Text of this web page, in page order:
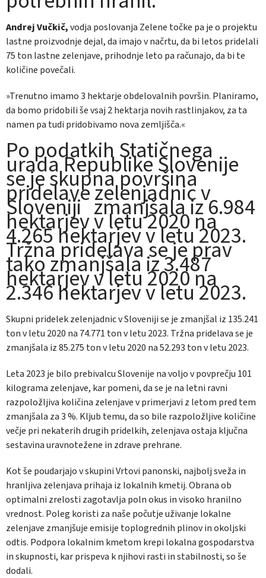
Andrej Vučkič,vodja poslovanja Zelene točke pa je o projektu
lastne proizvodnje dejal, da imajo v načrtu, da bi letos pridelali
75 ton lastne zelenjave, prihodnje leto pa računajo, da bi te
količine povečali.
»Trenutno imamo 3 hektarje obdelovalnih površin. Planiramo,
da bomo pridobili še vsaj 2 hektarja novih rastlinjakov, za ta
namen pa tudi pridobivamo nova zemljišča.«
Po podatkih Statičnega
urada Republike Slovenije
se je skupna površina
pridelave zelenjadnic v
Sloveniji zmanjšala iz 6.984
hektarjev v letu 2020 na
4.265 hektarjev v letu 2023.
Tržna pridelava se je prav
tako zmanjšala iz 3.487
hektarjev v letu 2020 na
2.346 hektarjev v letu 2023.
Skupni pridelek zelenjadnic v Sloveniji se je zmanjšal iz 135.241
ton v letu 2020 na 74.771 ton v letu 2023. Tržna pridelava se je
zmanjšala iz 85.275 ton v letu 2020 na 52.293 ton v letu 2023.
Leta 2023 je bilo prebivalcu Slovenije na voljo v povprečju 101
kilograma zelenjave, kar pomeni, da se je na letni ravni
razpoložljiva količina zelenjave v primerjavi z letom pred tem
zmanjšala za 3 %. Kljub temu, da so bile razpoložljive količine
večje pri nekaterih drugih pridelkih, zelenjava ostaja ključna
sestavina uravnotežene in zdrave prehrane.
Kot še poudarjajo v skupini Vrtovi panonski, najbolj sveža in
hranljiva zelenjava prihaja iz lokalnih kmetij. Obrana ob
optimalni zrelosti zagotavlja poln okus in visoko hranilno
vrednost. Poleg koristi za naše počutje uživanje lokalne
zelenjave zmanjšuje emisije toplogrednih plinov in okoljski
odtis. Podpora lokalnim kmetom krepi lokalna gospodarstva
in skupnosti, kar prispeva k njihovi rasti in stabilnosti, so še
dodali.